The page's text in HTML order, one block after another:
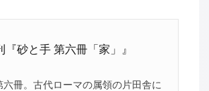
『砂と手 第六冊「家」』
六冊。古代ローマの属領の片田舎に